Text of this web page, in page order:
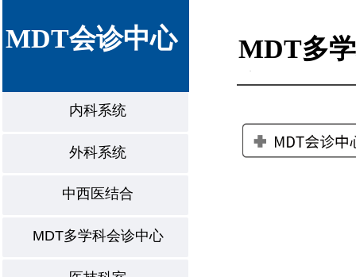
MDT会诊中心
MDT多
心
内科系统
外科系统
中西医结合
MDT多学科会诊中心